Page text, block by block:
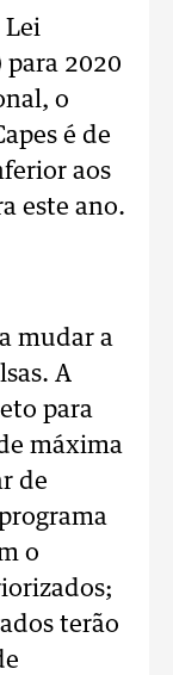
Lei
para 2020
o
é de
aos
este ano.
mudar a
A
para
máxima
de
o
terão